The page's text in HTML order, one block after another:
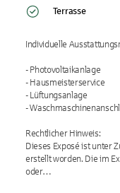
Terrasse
Individuelle
- Photovoltaikanlage
- Hausmeisterservice
- Lüftungsanlage
-
Rechtlicher Hinweis:
Dieses Exposé ist unter
erstellt worden. Die im
oder…